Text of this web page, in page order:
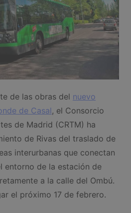
de las obras del nuevo
de Casal, el Consorcio
de Madrid (CRTM) ha
de Rivas del traslado de
interurbanas que conectan
entorno de la estación de
a la calle del Ombú.
el próximo 17 de febrero.